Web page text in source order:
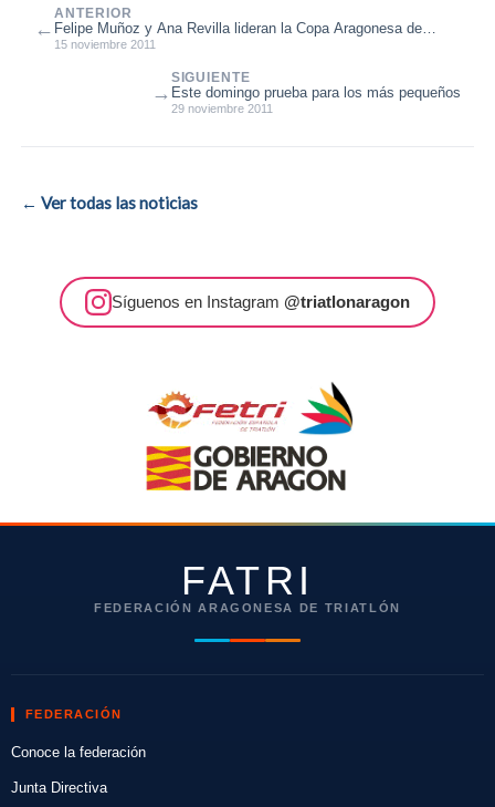
←
ANTERIOR
Felipe Muñoz y Ana Revilla lideran la Copa Aragonesa de
Duatlón Cros
15 noviembre 2011
SIGUIENTE
Este domingo prueba para los más pequeños
29 noviembre 2011
→
← Ver todas las noticias
Síguenos en Instagram @triatlonaragon
FATRI
FEDERACIÓN ARAGONESA DE TRIATLÓN
FEDERACIÓN
Conoce la federación
Junta Directiva